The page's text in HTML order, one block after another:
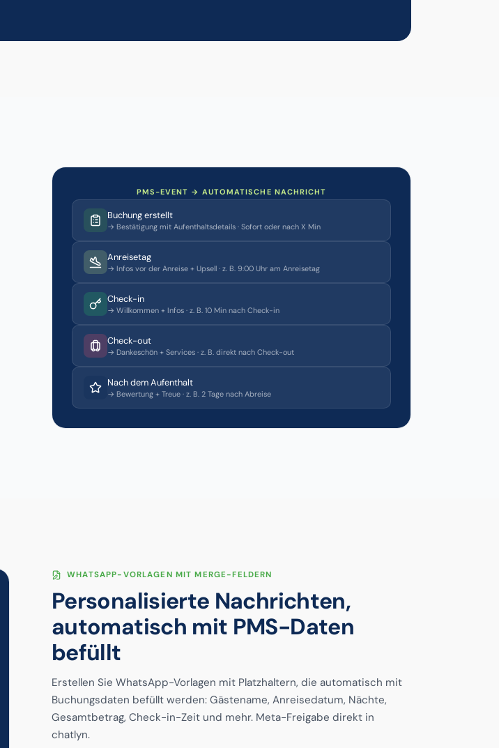
PMS-EVENT → AUTOMATISCHE NACHRICHT
Buchung erstellt
→ Bestätigung mit Aufenthaltsdetails · Sofort oder nach X Min
Anreisetag
→ Infos vor der Anreise + Upsell · z. B. 9:00 Uhr am Anreisetag
Check-in
→ Willkommen + Infos · z. B. 10 Min nach Check-in
Check-out
→ Dankeschön + Services · z. B. direkt nach Check-out
Nach dem Aufenthalt
→ Bewertung + Treue · z. B. 2 Tage nach Abreise
WHATSAPP-VORLAGEN MIT MERGE-FELDERN
Personalisierte Nachrichten,
automatisch mit PMS-Daten
befüllt
Erstellen Sie WhatsApp-Vorlagen mit Platzhaltern, die automatisch mit
Buchungsdaten befüllt werden: Gästename, Anreisedatum, Nächte,
Gesamtbetrag, Check-in-Zeit und mehr. Meta-Freigabe direkt in
chatlyn.